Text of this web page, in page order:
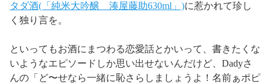
タダ酒(「純米大吟醸 湊屋藤助630ml」)に惹かれて珍し
く独り言を。
といってもお酒にまつわる恋愛話とかいって、書きたくな
いようなエピソードしか思い出せないんだけど、Dadyさ
んの「ど〜せなら一緒に恥さらしましょうよ！名前ぁポピ